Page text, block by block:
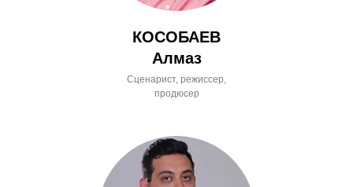
КОСОБАЕВ
Алмаз
Сценарист, режиссер,
продюсер